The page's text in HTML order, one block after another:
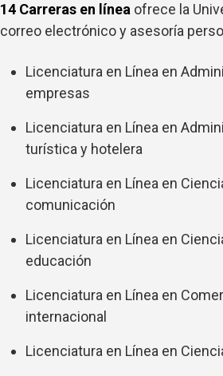
14 Carreras en línea ofrece la
correo electrónico y asesoría
Licenciatura en Línea en
empresas
Licenciatura en Línea en
turística y hotelera
Licenciatura en Línea en
comunicación
Licenciatura en Línea en
educación
Licenciatura en Línea en
internacional
Licenciatura en Línea en